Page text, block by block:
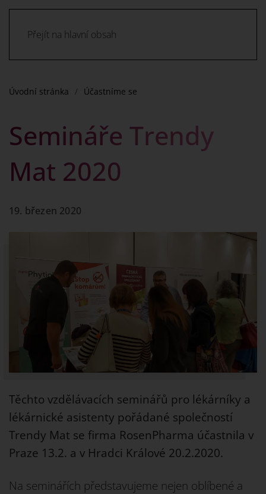
Přejít na hlavní obsah
Úvodní stránka Účastníme se
Semináře Trendy
Mat 2020
19. březen 2020
Těchto vzdělávacích seminářů pro lékárníky a
lékárnické asistenty pořádané společností
Trendy Mat se firma RosenPharma účastnila v
Praze 13.2. a v Hradci Králové 20.2.2020.
Na seminářích představujeme nejen oblíbené a